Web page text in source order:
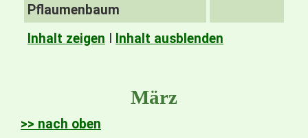
Pflaumenbaum
Inhalt zeigen Inhalt ausblenden
März
>> nach oben